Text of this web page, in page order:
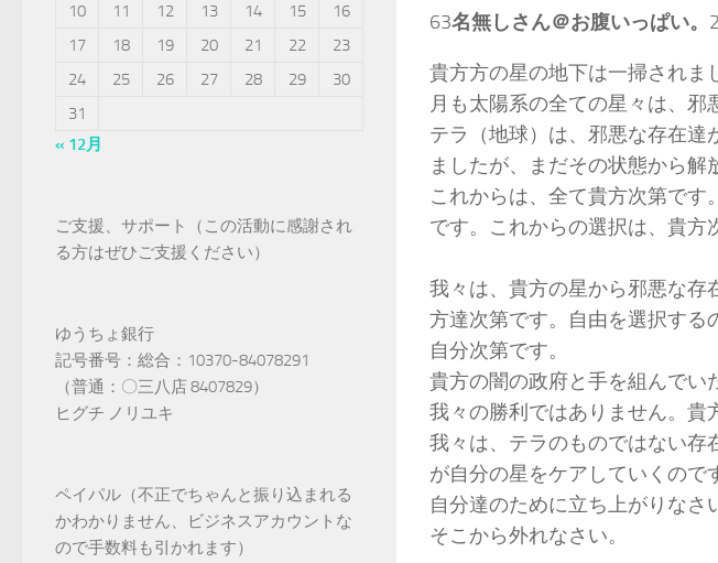
63名無しさん＠お腹いっぱい。
貴方方の星の地下は一掃されま
月も太陽系の全ての星々は、邪
テラ（地球）は、邪悪な存在
ましたが、まだその状態から解
これからは、全て貴方次第で
です。これからの選択は、貴方
我々は、貴方の星から邪悪な存
方達次第です。自由を選択する
自分次第です。
貴方の闇の政府と手を組んでい
我々の勝利ではありません。貴
我々は、テラのものではない存
が自分の星をケアしていくので
自分達のために立ち上がりなさ
そこから外れなさい。
10
11 12 13 14 15
16
17
18 19 20 21 22
23
24
25 26 27 28 29
30
31
« 12月
ご支援、サポート（この活動に感謝され
る方はぜひご支援ください）
ゆうちょ銀行
記号番号：総合：10370-84078291
（普通：〇三八店 8407829）
ヒグチ ノリユキ
ペイパル（不正でちゃんと振り込まれる
かわかりません、ビジネスアカウントな
ので手数料も引かれます）